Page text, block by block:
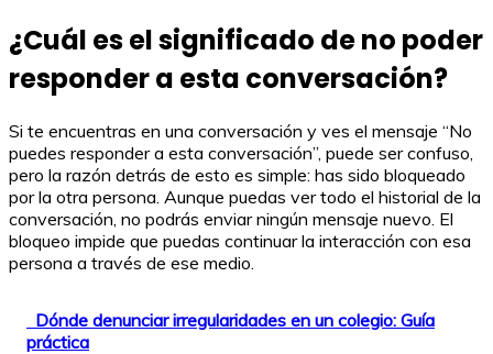
¿Cuál es el significado de no poder
responder a esta conversación?
Si te encuentras en una conversación y ves el mensaje “No
puedes responder a esta conversación”, puede ser confuso,
pero la razón detrás de esto es simple: has sido bloqueado
por la otra persona. Aunque puedas ver todo el historial de la
conversación, no podrás enviar ningún mensaje nuevo. El
bloqueo impide que puedas continuar la interacción con esa
persona a través de ese medio.
Dónde denunciar irregularidades en un colegio: Guía
práctica